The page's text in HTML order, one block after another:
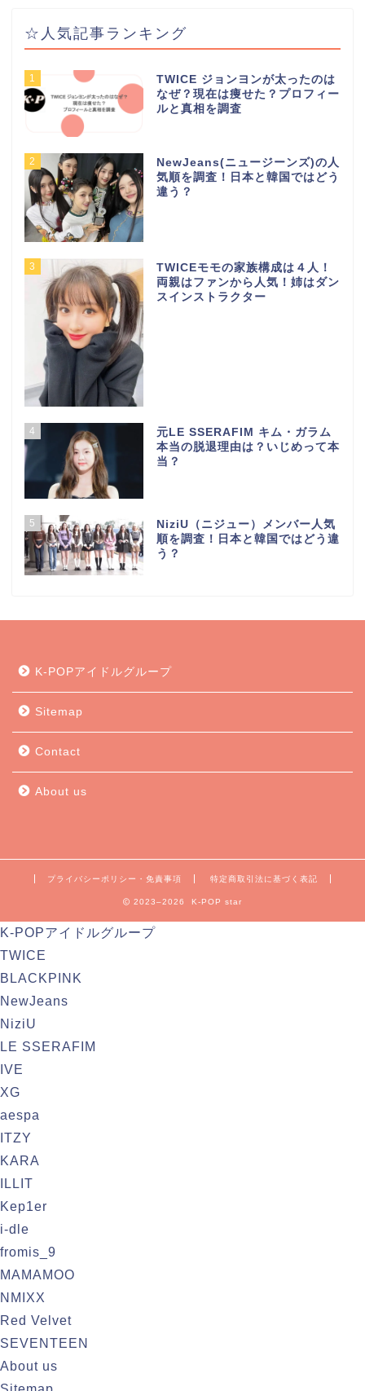
☆人気記事ランキング
1
TWICE ジョンヨンが太ったのは
なぜ？現在は痩せた？プロフィー
ルと真相を調査
2
NewJeans(ニュージーンズ)の人
気順を調査！日本と韓国ではどう
違う？
3
TWICEモモの家族構成は４人！
両親はファンから人気！姉はダン
スインストラクター
4
元LE SSERAFIM キム・ガラム
本当の脱退理由は？いじめって本
当？
5
NiziU（ニジュー）メンバー人気
順を調査！日本と韓国ではどう違
う？
K-POPアイドルグループ
Sitemap
Contact
About us
プライバシーポリシー・免責事項 特定商取引法に基づく表記
2023–2026 K-POP star
K-POPアイドルグループ
TWICE
BLACKPINK
NewJeans
NiziU
LE SSERAFIM
IVE
XG
aespa
ITZY
KARA
ILLIT
Kep1er
i-dle
fromis_9
MAMAMOO
NMIXX
Red Velvet
SEVENTEEN
About us